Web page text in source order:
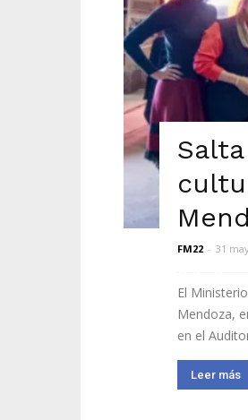
FM22 - 31
El
Mendoza,
en el
Leer más